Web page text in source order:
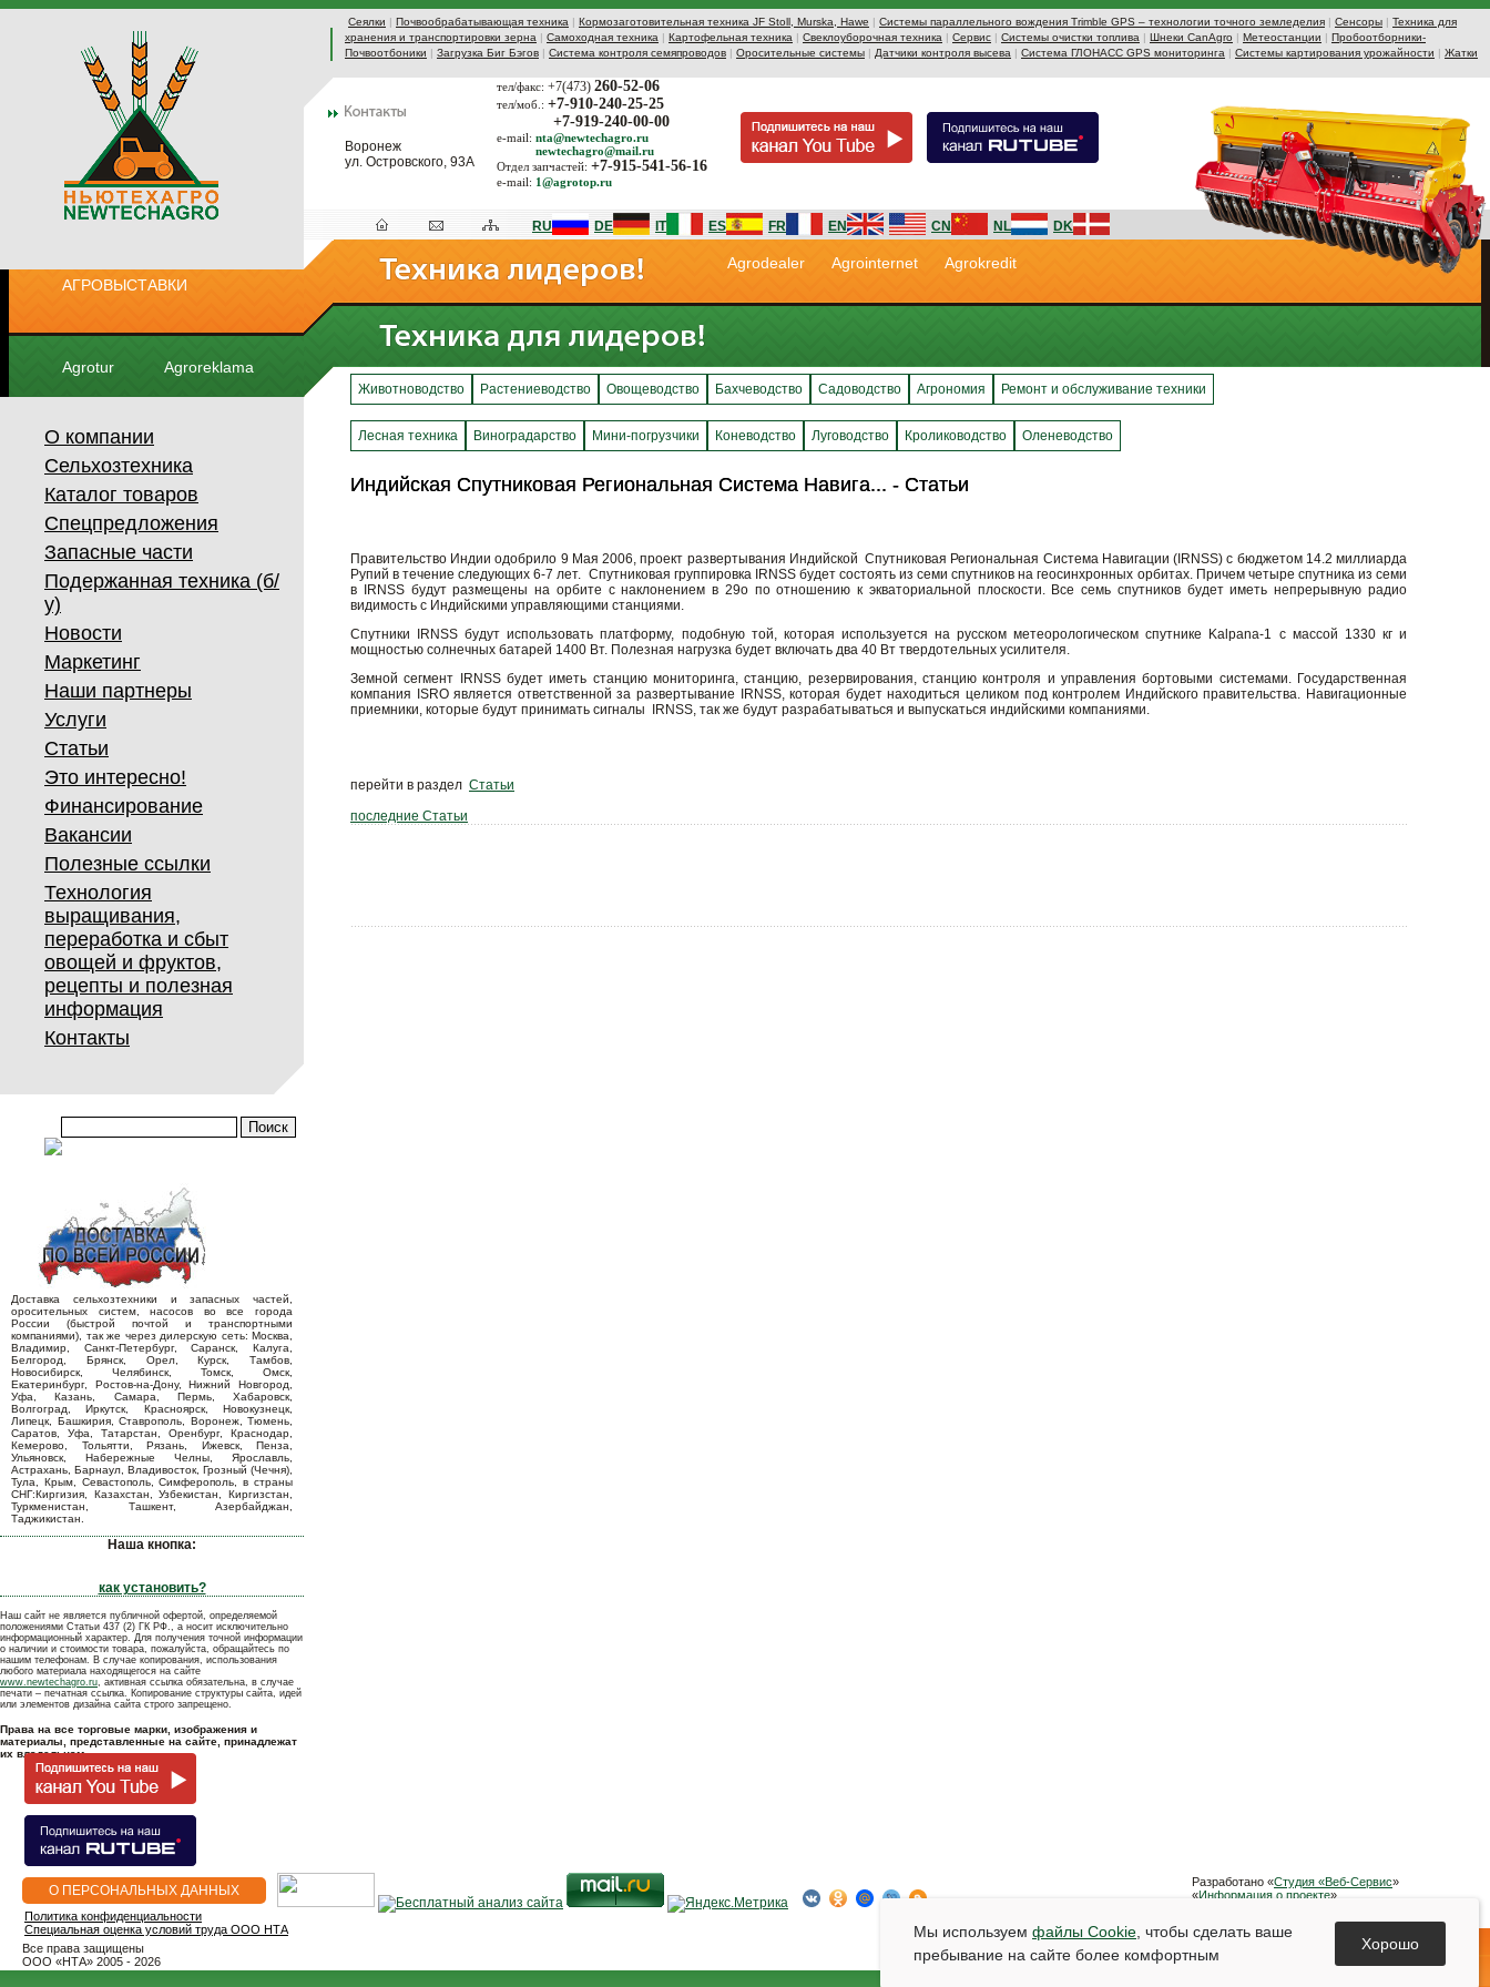
Сеялки | Почвообрабатывающая техника | Кормозаготовительная техника JF Stoll, Murska, Hawe | Системы параллельного вождения Trimble GPS – технологии точного земледелия | Сенсоры | Техника для
хранения и транспортировки зерна | Самоходная техника | Картофельная техника | Свеклоуборочная техника | Сервис | Системы очистки топлива | Шнеки CanAgro | Метеостанции | Пробоотборники-
Почвоотбоники | Загрузка Биг Бэгов | Система контроля семяпроводов | Оросительные системы | Датчики контроля высева | Система ГЛОНАСС GPS мониторинга | Системы картирования урожайности | Жатки
Воронеж
ул. Островского, 93А
тел/факс: +7(473) 260-52-06
тел/моб.: +7-910-240-25-25
+7-919-240-00-00
e-mail: nta@newtechagro.ru
newtechagro@mail.ru
Отдел запчастей: +7-915-541-56-16
e-mail: 1@agrotop.ru
АГРОВЫСТАВКИ
Agrotur Agroreklama
RU DE IT ES FR EN CN NL DK
Agrodealer Agrointernet Agrokredit
О компании
Сельхозтехника
Каталог товаров
Спецпредложения
Запасные части
Подержанная техника (б/
у)
Новости
Маркетинг
Наши партнеры
Услуги
Статьи
Это интересно!
Финансирование
Вакансии
Полезные ссылки
Технология
выращивания,
переработка и сбыт
овощей и фруктов,
рецепты и полезная
информация
Контакты
Доставка сельхозтехники и запасных частей,
оросительных систем, насосов во все города
России (быстрой почтой и транспортными
компаниями), так же через дилерскую сеть: Москва,
Владимир, Санкт-Петербург, Саранск, Калуга,
Белгород, Брянск, Орел, Курск, Тамбов,
Новосибирск, Челябинск, Томск, Омск,
Екатеринбург, Ростов-на-Дону, Нижний Новгород,
Уфа, Казань, Самара, Пермь, Хабаровск,
Волгоград, Иркутск, Красноярск, Новокузнецк,
Липецк, Башкирия, Ставрополь, Воронеж, Тюмень,
Саратов, Уфа, Татарстан, Оренбург, Краснодар,
Кемерово, Тольятти, Рязань, Ижевск, Пенза,
Ульяновск, Набережные Челны, Ярославль,
Астрахань, Барнаул, Владивосток, Грозный (Чечня),
Тула, Крым, Севастополь, Симферополь, в страны
СНГ:Киргизия, Казахстан, Узбекистан, Киргизстан,
Туркменистан, Ташкент, Азербайджан,
Таджикистан.
Наша кнопка:
как установить?
Наш сайт не является публичной офертой, определяемой
положениями Статьи 437 (2) ГК РФ., а носит исключительно
информационный характер. Для получения точной информации
о наличии и стоимости товара, пожалуйста, обращайтесь по
нашим телефонам. В случае копирования, использования
любого материала находящегося на сайте
www.newtechagro.ru, активная ссылка обязательна, в случае
печати – печатная ссылка. Копирование структуры сайта, идей
или элементов дизайна сайта строго запрещено.
Права на все торговые марки, изображения и
материалы, представленные на сайте, принадлежат
их владельцам.
Животноводство Растениеводство Овощеводство Бахчеводство Садоводство Агрономия Ремонт и обслуживание техники
Лесная техника Виноградарство Мини-погрузчики Коневодство Луговодство Кролиководство Оленеводство
Индийская Спутниковая Региональная Система Навига... - Статьи
Индийская Спутниковая Региональная Система Навига... - Статьи
Правительство Индии одобрило 9 Мая 2006, проект развертывания Индийской Спутниковая Региональная Система Навигации (IRNSS) с бюджетом 14.2 миллиарда
Рупий в течение следующих 6-7 лет. Спутниковая группировка IRNSS будет состоять из семи спутников на геосинхронных орбитах. Причем четыре спутника из семи
в IRNSS будут размещены на орбите с наклонением в 29о по отношению к экваториальной плоскости. Все семь спутников будет иметь непрерывную радио
видимость с Индийскими управляющими станциями.
Спутники IRNSS будут использовать платформу, подобную той, которая используется на русском метеорологическом спутнике Kalpana-1 с массой 1330 кг и
мощностью солнечных батарей 1400 Вт. Полезная нагрузка будет включать два 40 Вт твердотельных усилителя.
Земной сегмент IRNSS будет иметь станцию мониторинга, станцию, резервирования, станцию контроля и управления бортовыми системами. Государственная
компания ISRO является ответственной за развертывание IRNSS, которая будет находиться целиком под контролем Индийского правительства. Навигационные
приемники, которые будут принимать сигналы IRNSS, так же будут разрабатываться и выпускаться индийскими компаниями.
перейти в раздел Статьи
последние Статьи
О ПЕРСОНАЛЬНЫХ ДАННЫХ
Все права защищены
OOO «НТА» 2005 - 2026
Политика конфиденциальности
Специальная оценка условий труда ООО НТА
Разработано «Студия «Веб-Сервис»
«Информация о проекте»
Мы используем файлы Cookie , чтобы сделать ваше
пребывание на сайте более комфортным
Хорошо